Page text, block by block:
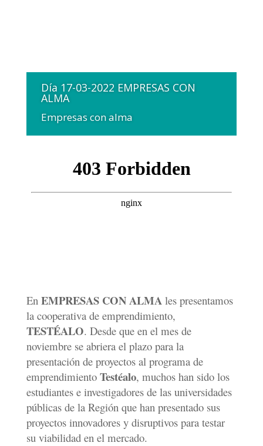
Día 17-03-2022 EMPRESAS CON
ALMA
Empresas con alma
En EMPRESAS CON ALMAles presentamos
la cooperativa de emprendimiento,
TESTÉALO. Desde que en el mes de
noviembre se abriera el plazo para la
presentación de proyectos al programa de
emprendimiento Testéalo, muchos han sido los
estudiantes e investigadores de las universidades
públicas de la Región que han presentado sus
proyectos innovadores y disruptivos para testar
su viabilidad en el mercado.